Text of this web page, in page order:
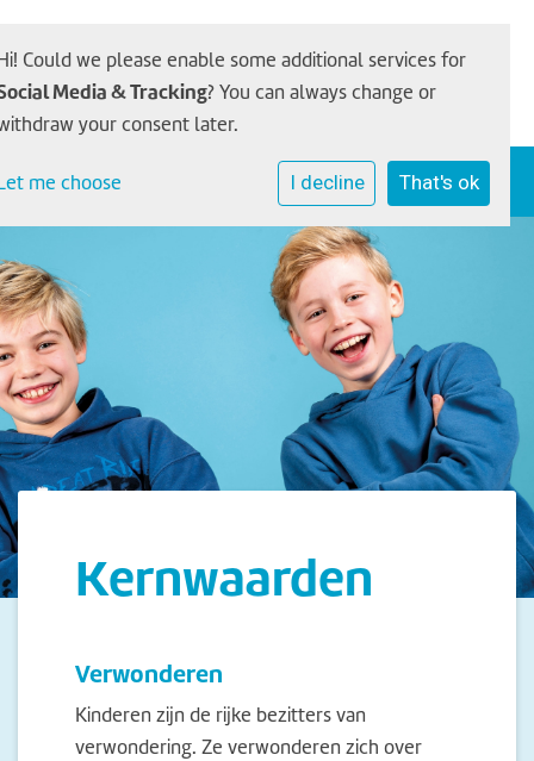
Kernwaarden
Verwonderen
Kinderen zijn de rijke bezitters van
verwondering. Ze verwonderen zich over
Could we please enable some additional services for
Media & Tracking? You can always change or
your consent later.
me choose I decline That's ok